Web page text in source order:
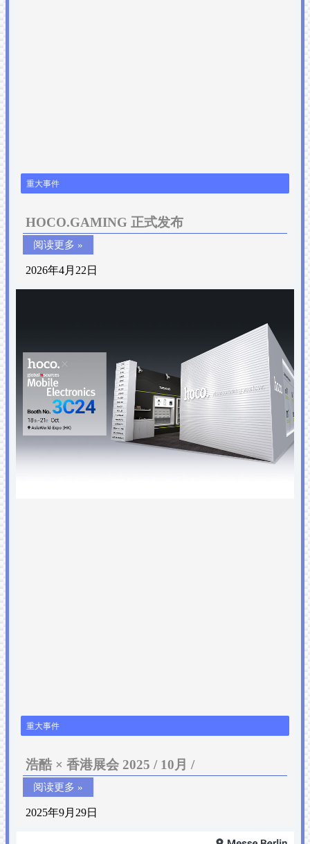
重大事件
HOCO.GAMING 正式发布
阅读更多 »
2026年4月22日
重大事件
浩酷 × 香港展会 2025 / 10月 /
阅读更多 »
2025年9月29日